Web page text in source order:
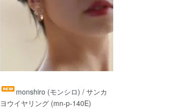
monshiro (モンシロ) / サンカ
ヨウイヤリング (mn-p-140E)